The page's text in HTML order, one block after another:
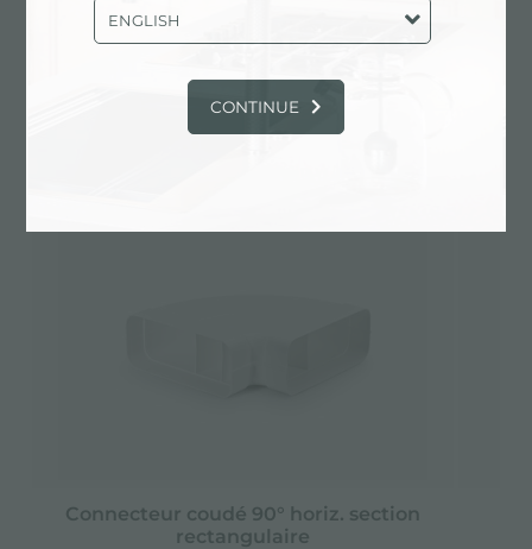
Alternatives
Connecteur coudé 90° horiz. section
rectangulaire
ENGLISH
CONTINUE